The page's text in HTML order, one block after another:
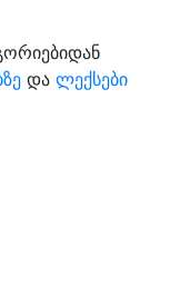
და ლექსები